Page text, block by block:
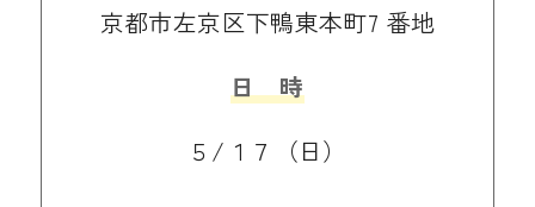
京都市左京区下鴨東本町7 番地
日 時
５/１７（日）